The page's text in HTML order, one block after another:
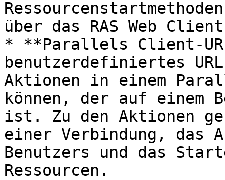
über das RAS Web
* **Parallels Client-
benutzerdefiniertes
Aktionen in einem
können, der auf
ist. Zu den Aktionen
einer Verbindung, das
Benutzers und das
Ressourcen.